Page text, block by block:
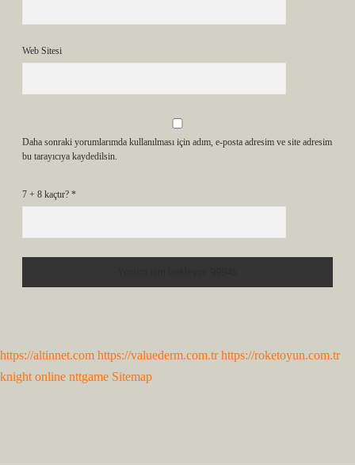
Web Sitesi
Daha sonraki yorumlarımda kullanılması için adım, e-posta adresim ve site adresim
bu tarayıcıya kaydedilsin.
7 + 8 kaçtır? *
https://altinnet.com https://valuederm.com.tr https://roketoyun.com.tr
knight online nttgame Sitemap